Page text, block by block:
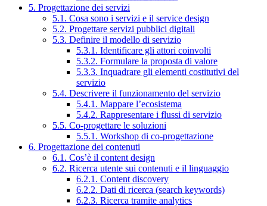
5. Progettazione dei servizi
5.1. Cosa sono i servizi e il service design
5.2. Progettare servizi pubblici digitali
5.3. Definire il modello di servizio
5.3.1. Identificare gli attori coinvolti
5.3.2. Formulare la proposta di valore
5.3.3. Inquadrare gli elementi costitutivi del
servizio
5.4. Descrivere il funzionamento del servizio
5.4.1. Mappare l’ecosistema
5.4.2. Rappresentare i flussi di servizio
5.5. Co-progettare le soluzioni
5.5.1. Workshop di co-progettazione
6. Progettazione dei contenuti
6.1. Cos’è il content design
6.2. Ricerca utente sui contenuti e il linguaggio
6.2.1. Content discovery
6.2.2. Dati di ricerca (search keywords)
6.2.3. Ricerca tramite analytics